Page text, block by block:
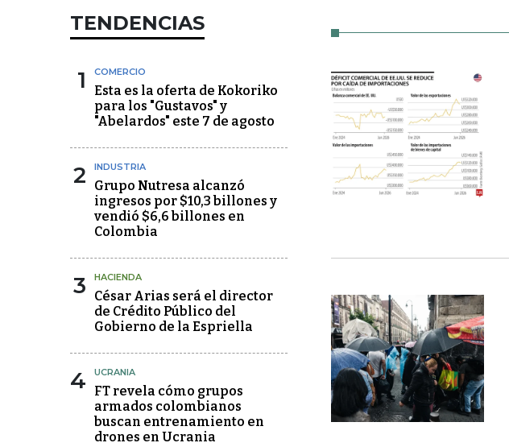
TENDENCIAS
1 COMERCIO
Esta es la oferta de Kokoriko
para los "Gustavos" y
"Abelardos" este 7 de agosto
2 INDUSTRIA
Grupo Nutresa alcanzó
ingresos por $10,3 billones y
vendió $6,6 billones en
Colombia
3 HACIENDA
César Arias será el director
de Crédito Público del
Gobierno de la Espriella
4 UCRANIA
FT revela cómo grupos
armados colombianos
buscan entrenamiento en
drones en Ucrania